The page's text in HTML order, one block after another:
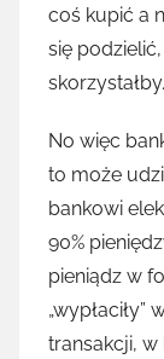
coś kupić a
się
skorzystałby.
No więc
to może
bankowi
90%
pieniądz w
transakcji,